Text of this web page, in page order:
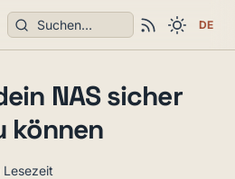
Suchen DE
NAS sicher
können